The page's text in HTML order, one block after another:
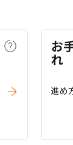
お
れ
進め